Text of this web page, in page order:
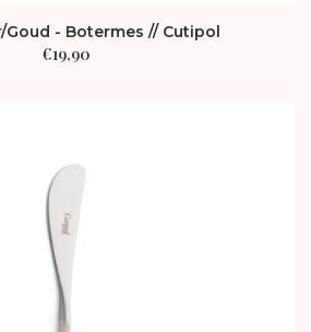
Goud - Botermes // Cutipol
€19,90